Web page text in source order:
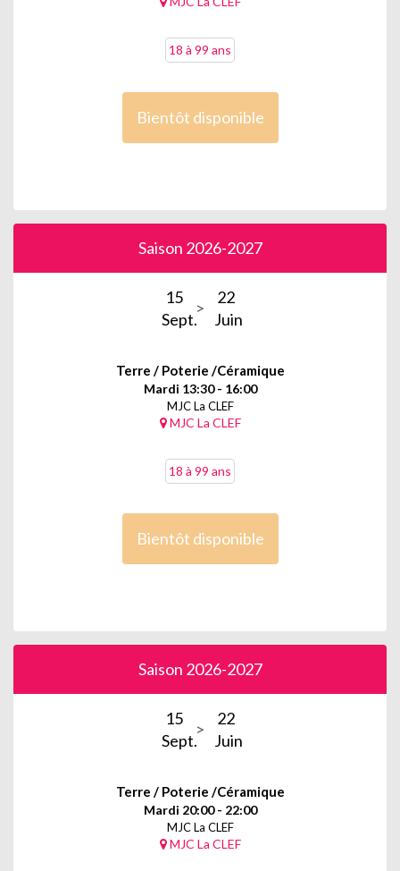
18 à 99 ans
Bientôt disponible
Saison 2026-2027
15
Sept.
22
Juin
Terre / Poterie /Céramique
Mardi 13:30 - 16:00
MJC La CLEF
MJC La CLEF
18 à 99 ans
Bientôt disponible
Saison 2026-2027
15
Sept.
22
Juin
Terre / Poterie /Céramique
Mardi 20:00 - 22:00
MJC La CLEF
MJC La CLEF